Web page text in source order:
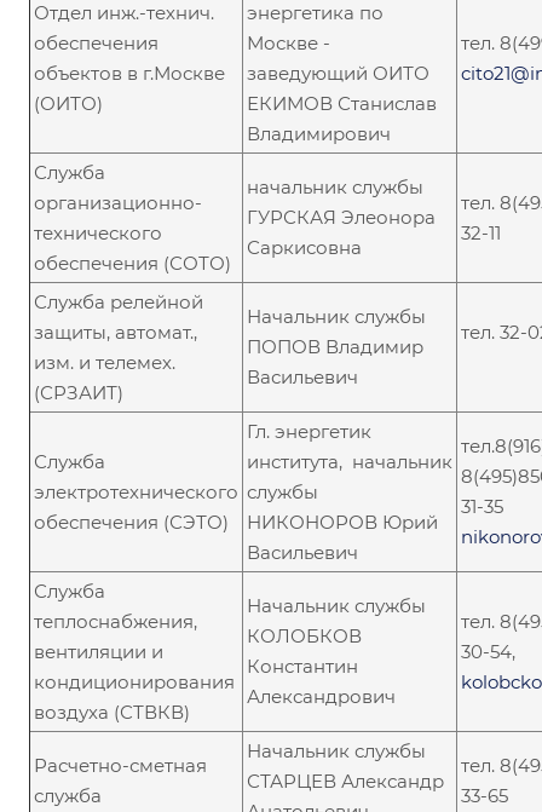
Отдел инж.-технич.
обеспечения
объектов в г.Москве
(ОИТО)
энергетика по
Москве -
заведующий ОИТО
ЕКИМОВ Станислав
Владимирович
тел.
Служба
организационно-
технического
обеспечения (СОТО)
начальник службы
ГУРСКАЯ Элеонора
Саркисовна
тел.
32-11
Служба релейной
защиты, автомат.,
изм. и телемех.
(СРЗАИТ)
Начальник службы
ПОПОВ Владимир
Васильевич
тел. 32-
Служба
электротехнического
обеспечения (СЭТО)
Гл. энергетик
института, начальник
службы
НИКОНОРОВ Юрий
Васильевич
31-35
Служба
теплоснабжения,
вентиляции и
кондиционирования
воздуха (СТВКВ)
Начальник службы
КОЛОБКОВ
Константин
Александрович
тел.
30-54,
Расчетно-сметная
служба
Начальник службы
СТАРЦЕВ Александр
тел.
33-65